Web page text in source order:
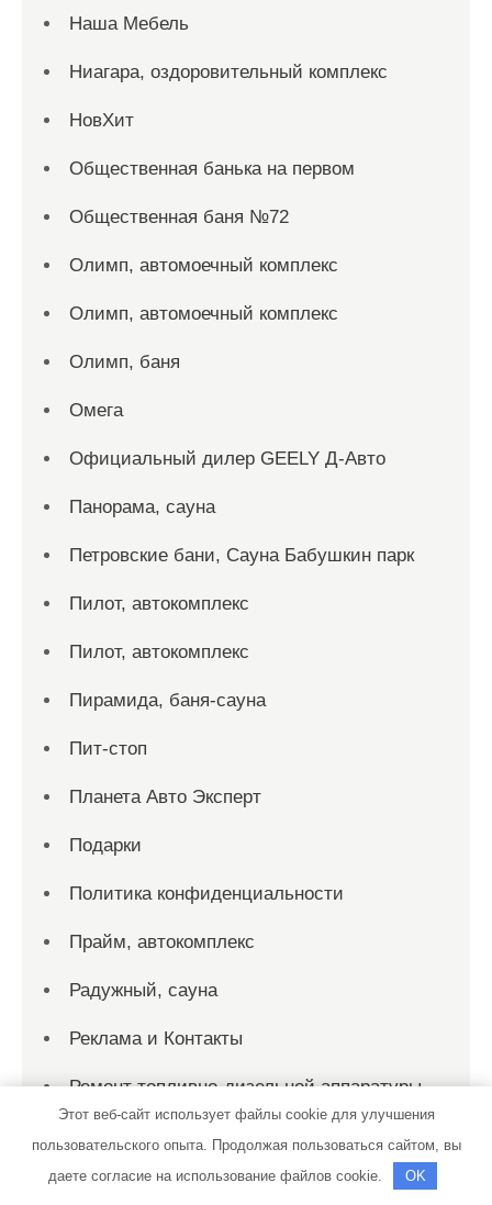
Наша Мебель
Ниагара, оздоровительный комплекс
НовХит
Общественная банька на первом
Общественная баня №72
Олимп, автомоечный комплекс
Олимп, автомоечный комплекс
Олимп, баня
Омега
Официальный дилер GEELY Д-Авто
Панорама, сауна
Петровские бани, Сауна Бабушкин парк
Пилот, автокомплекс
Пилот, автокомплекс
Пирамида, баня-сауна
Пит-стоп
Планета Авто Эксперт
Подарки
Политика конфиденциальности
Прайм, автокомплекс
Радужный, сауна
Реклама и Контакты
Ремонт топливно-дизельной аппаратуры
Рождественские горки, банный комплекс
Русская баня, Русская баня
Этот веб-сайт использует файлы cookie для улучшения
пользовательского опыта. Продолжая пользоваться сайтом, вы
даете согласие на использование файлов cookie.
OK